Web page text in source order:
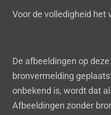
Voor de volledigheid het
De afbeeldingen op
bronvermelding
onbekend is, wordt dat
Afbeeldingen zonder